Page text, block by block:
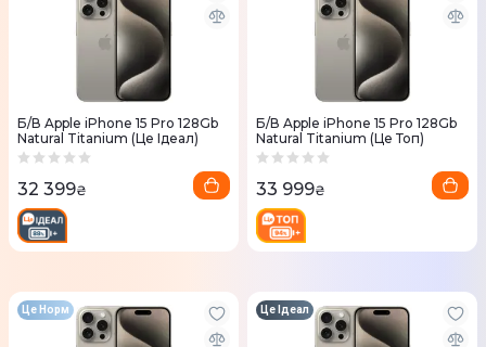
Б/В Apple iPhone 15 Pro 128Gb
Natural Titanium (Це Ідеал)
32 399₴
Б/В Apple iPhone 15 Pro 128Gb
Natural Titanium (Це Топ)
33 999₴
Це Норм Це Ідеал